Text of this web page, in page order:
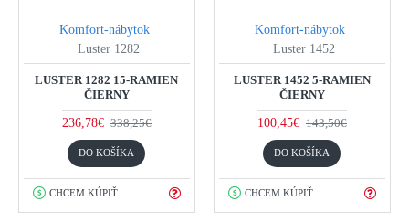
Komfort-nábytok
Luster 1282
LUSTER 1282 15-RAMIEN
ČIERNY
236,78€ 338,25€
DO KOŠÍKA
CHCEM KÚPIŤ
Komfort-nábytok
Luster 1452
LUSTER 1452 5-RAMIEN
ČIERNY
100,45€ 143,50€
DO KOŠÍKA
CHCEM KÚPIŤ